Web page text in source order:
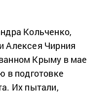
Кольченко,
Алексея Чирния
Крыму в мае
в подготовке
Их пытали,